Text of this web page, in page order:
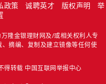
政策 诚聘英才 版权声明
举
隆金银理财网及/或相关权利人专
摘编、复制及建立镜像等任何使
得转载 中国互联网举报中心